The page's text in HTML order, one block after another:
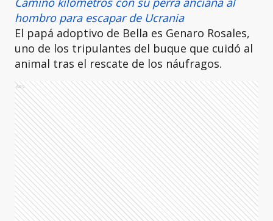
hombro para escapar de Ucrania
El papá adoptivo de Bella es Genaro Rosales,
uno de los tripulantes del buque que cuidó al
animal tras el rescate de los náufragos.
Ads